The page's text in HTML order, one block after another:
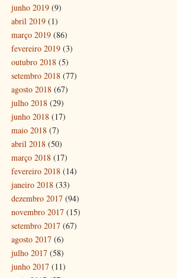
junho 2019 (9)
abril 2019 (1)
março 2019 (86)
fevereiro 2019 (3)
outubro 2018 (5)
setembro 2018 (77)
agosto 2018 (67)
julho 2018 (29)
junho 2018 (17)
maio 2018 (7)
abril 2018 (50)
março 2018 (17)
fevereiro 2018 (14)
janeiro 2018 (33)
dezembro 2017 (94)
novembro 2017 (15)
setembro 2017 (67)
agosto 2017 (6)
julho 2017 (58)
junho 2017 (11)